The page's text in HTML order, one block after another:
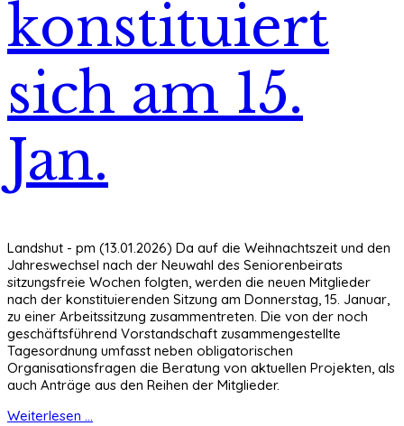
konstituiert
sich am 15.
Jan.
Landshut - pm (13.01.2026) Da auf die Weihnachtszeit und den
Jahreswechsel nach der Neuwahl des Seniorenbeirats
sitzungsfreie Wochen folgten, werden die neuen Mitglieder
nach der konstituierenden Sitzung am Donnerstag, 15. Januar,
zu einer Arbeitssitzung zusammentreten. Die von der noch
geschäftsführend Vorstandschaft zusammengestellte
Tagesordnung umfasst neben obligatorischen
Organisationsfragen die Beratung von aktuellen Projekten, als
auch Anträge aus den Reihen der Mitglieder.
Weiterlesen ...